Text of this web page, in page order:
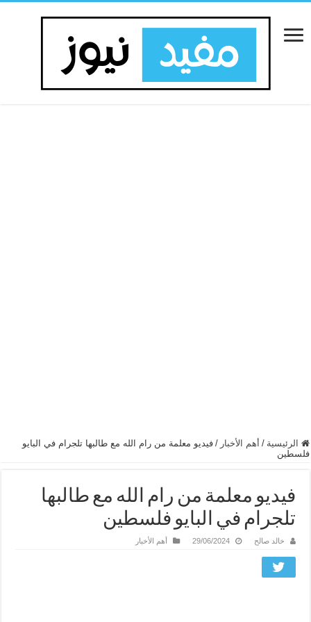
الرئيسية / أهم الأخبار / فيديو معلمة من رام الله مع طالبها تلجرام في البايو
فلسطين
فيديو معلمة من رام الله مع طالبها
تلجرام في البايو فلسطين
خالد صالح 29/06/2024 أهم الأخبار